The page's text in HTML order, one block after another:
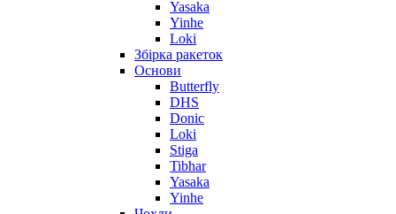
Yasaka
Yinhe
Loki
Збірка ракеток
Основи
Butterfly
DHS
Donic
Loki
Stiga
Tibhar
Yasaka
Yinhe